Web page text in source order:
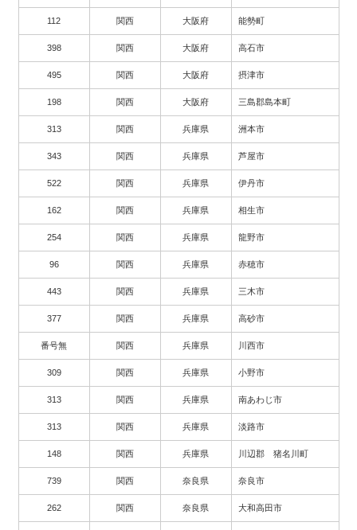
112 関西 大阪府 能勢町
398 関西 大阪府 高石市
495 関西 大阪府 摂津市
198 関西 大阪府 三島郡島本町
313 関西 兵庫県 洲本市
343 関西 兵庫県 芦屋市
522 関西 兵庫県 伊丹市
162 関西 兵庫県 相生市
254 関西 兵庫県 龍野市
96 関西 兵庫県 赤穂市
443 関西 兵庫県 三木市
377 関西 兵庫県 高砂市
番号無 関西 兵庫県 川西市
309 関西 兵庫県 小野市
313 関西 兵庫県 南あわじ市
313 関西 兵庫県 淡路市
148 関西 兵庫県 川辺郡 猪名川町
739 関西 奈良県 奈良市
262 関西 奈良県 大和高田市